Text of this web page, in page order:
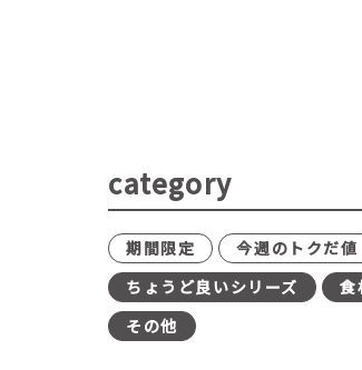
category
期間限定 今週のトクだ値
ちょうど良いシリーズ
食
その他